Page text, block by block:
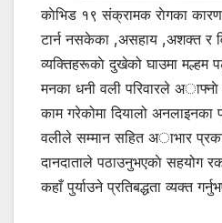
काेभिड १९ संक्रामक राेगका
टार्न नसकेका ,असहाय ,अशक्त र
व्यक्तिहरूकाे दुखेको घाउमा मल्हम
मनका धनी वली परिवारले अाफ्नाे
काम गरेकोमा दियालो अनलाइनका
वलीले सम्मान सहित अाभार
दानदाताले पठाउनुभएकाे सहयोग
कहाँ पुर्याउने प्रतिबद्धता व्यक्त